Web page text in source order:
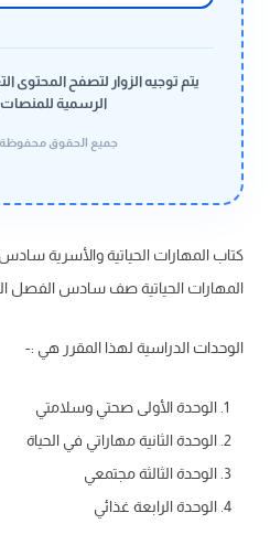
يتم توجيه الزوار لتصفح المحتوى
الرسمية للمنصات
جميع الحقوق محفوظة
المهارات الحياتية صف سادس الفصل
الوحدات الدراسية لهذا المقرر هي :-
الوحدة الأولى صحتي وسلامتي
الوحدة الثانية مهاراتي في الحياة
الوحدة الثالثة مجتمعي
الوحدة الرابعة غذائي